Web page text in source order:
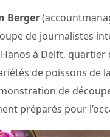
Berger
de journalistes
à Delft, quartier
de poissons de
de
préparés pour